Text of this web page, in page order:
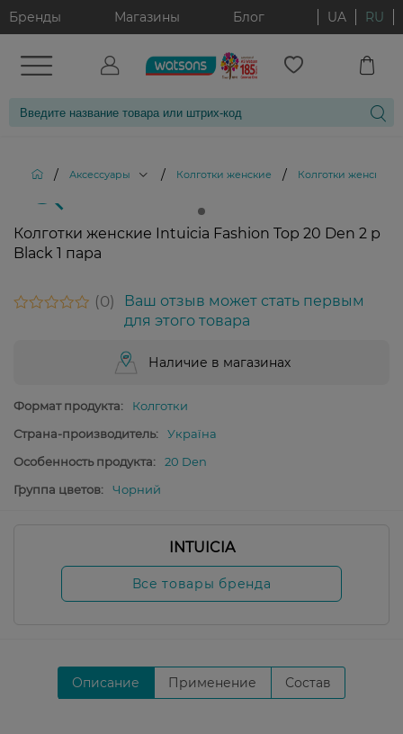
Бренды Магазины Блог UA RU
/ Аксессуары / Колготки женские / Колготки женские
Колготки женские Intuicia Fashion Top 20 Den 2 р
Black 1 пара
0
Ваш отзыв может стать первым
для этого товара
Наличие в магазинах
Формат продукта:
Колготки
Страна-производитель:
Україна
Особенность продукта:
20 Den
Группа цветов:
Чорний
INTUICIA
Все товары бренда
Описание Применение Состав